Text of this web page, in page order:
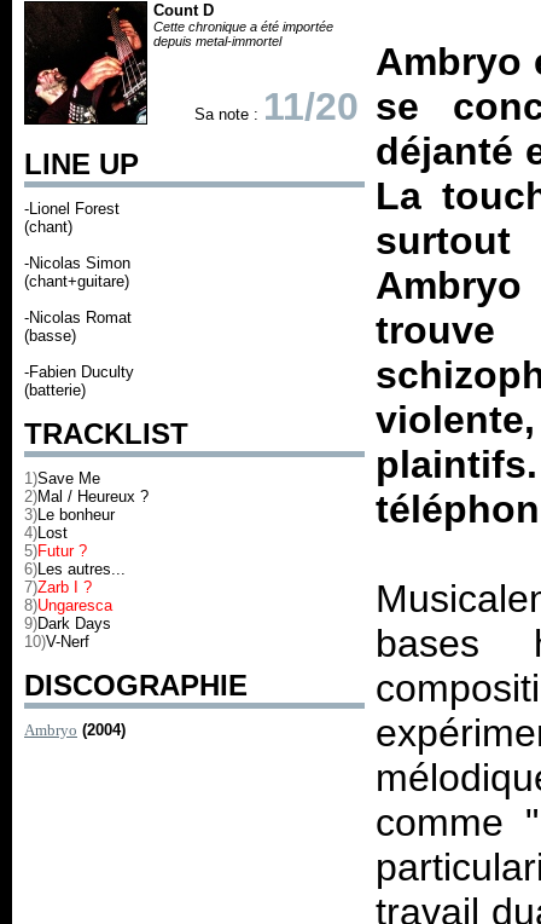
Count D
Cette chronique a été importée
depuis metal-immortel
Sa note : 11/20
LINE UP
-Lionel Forest
(chant)
-Nicolas Simon
(chant+guitare)
-Nicolas Romat
(basse)
-Fabien Duculty
(batterie)
TRACKLIST
1)Save Me
2)Mal / Heureux ?
3)Le bonheur
4)Lost
5)Futur ?
6)Les autres...
7)Zarb I ?
8)Ungaresca
9)Dark Days
10)V-Nerf
DISCOGRAPHIE
Ambryo (2004)
Ambryo
se
déjanté
La
surtout
bases
comme
travail